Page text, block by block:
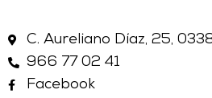
C. Aureliano Díaz, 25,
966 77 02 41
Facebook